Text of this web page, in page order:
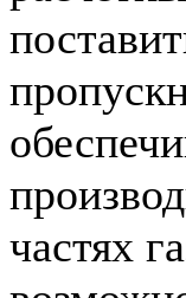
частях